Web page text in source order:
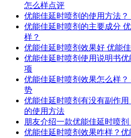
怎么样点评
优能佳延时喷剂的使用方法
优能佳延时喷剂的主要成分
样？
优能佳延时喷剂效果好 优能
优能佳延时喷剂使用说明书
项
优能佳延时喷剂效果怎么样
势
优能佳延时喷剂有没有副作
的使用方法
朋友介绍一款优能佳延时喷
优能佳延时喷剂效果咋样？